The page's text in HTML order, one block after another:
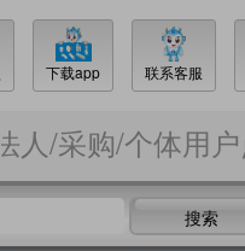
下载app 联系客服
人/采购/个体用
搜索